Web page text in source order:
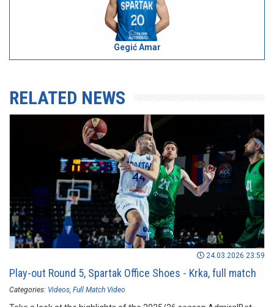
Gegić Amar
RELATED NEWS
24.03.2026 23:59
Play-out Round 5, Spartak Office Shoes - Krka, full match
Categories: Videos Full Match Video